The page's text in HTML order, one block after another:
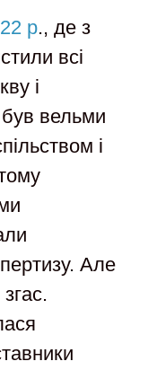
р., де з
всі
і
був вельми
і
Але